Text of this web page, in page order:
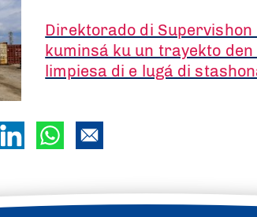
Direktorado di Supervishon
kuminsá ku un trayekto
limpiesa di e lugá di